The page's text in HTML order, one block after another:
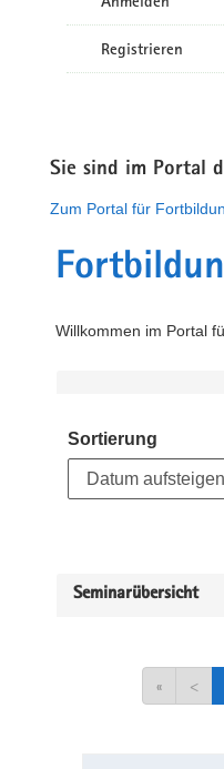
Registrieren
Sie sind im Portal
Zum Portal für
Willkommen im Portal
Sortierung
Seminarübersicht
« <